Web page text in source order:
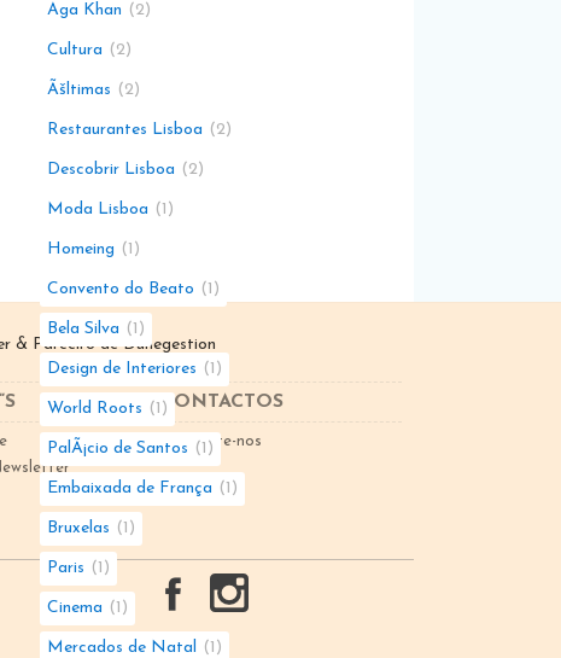
Aga Khan 2
Cultura 2
Ãšltimas 2
Restaurantes Lisboa 2
Descobrir Lisboa 2
Moda Lisboa 1
Homeing 1
Convento do Beato 1
Bela Silva 1
Design de Interiores 1
World Roots 1
PalÃ¡cio de Santos 1
Embaixada de França 1
Bruxelas 1
Paris 1
Cinema 1
Mercados de Natal 1
& Parceiro deDunegestion
CONTACTOS
Contacte-nos